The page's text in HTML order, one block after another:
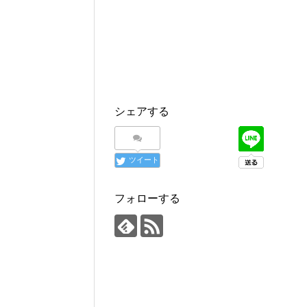
シェアする
ツイート
フォローする